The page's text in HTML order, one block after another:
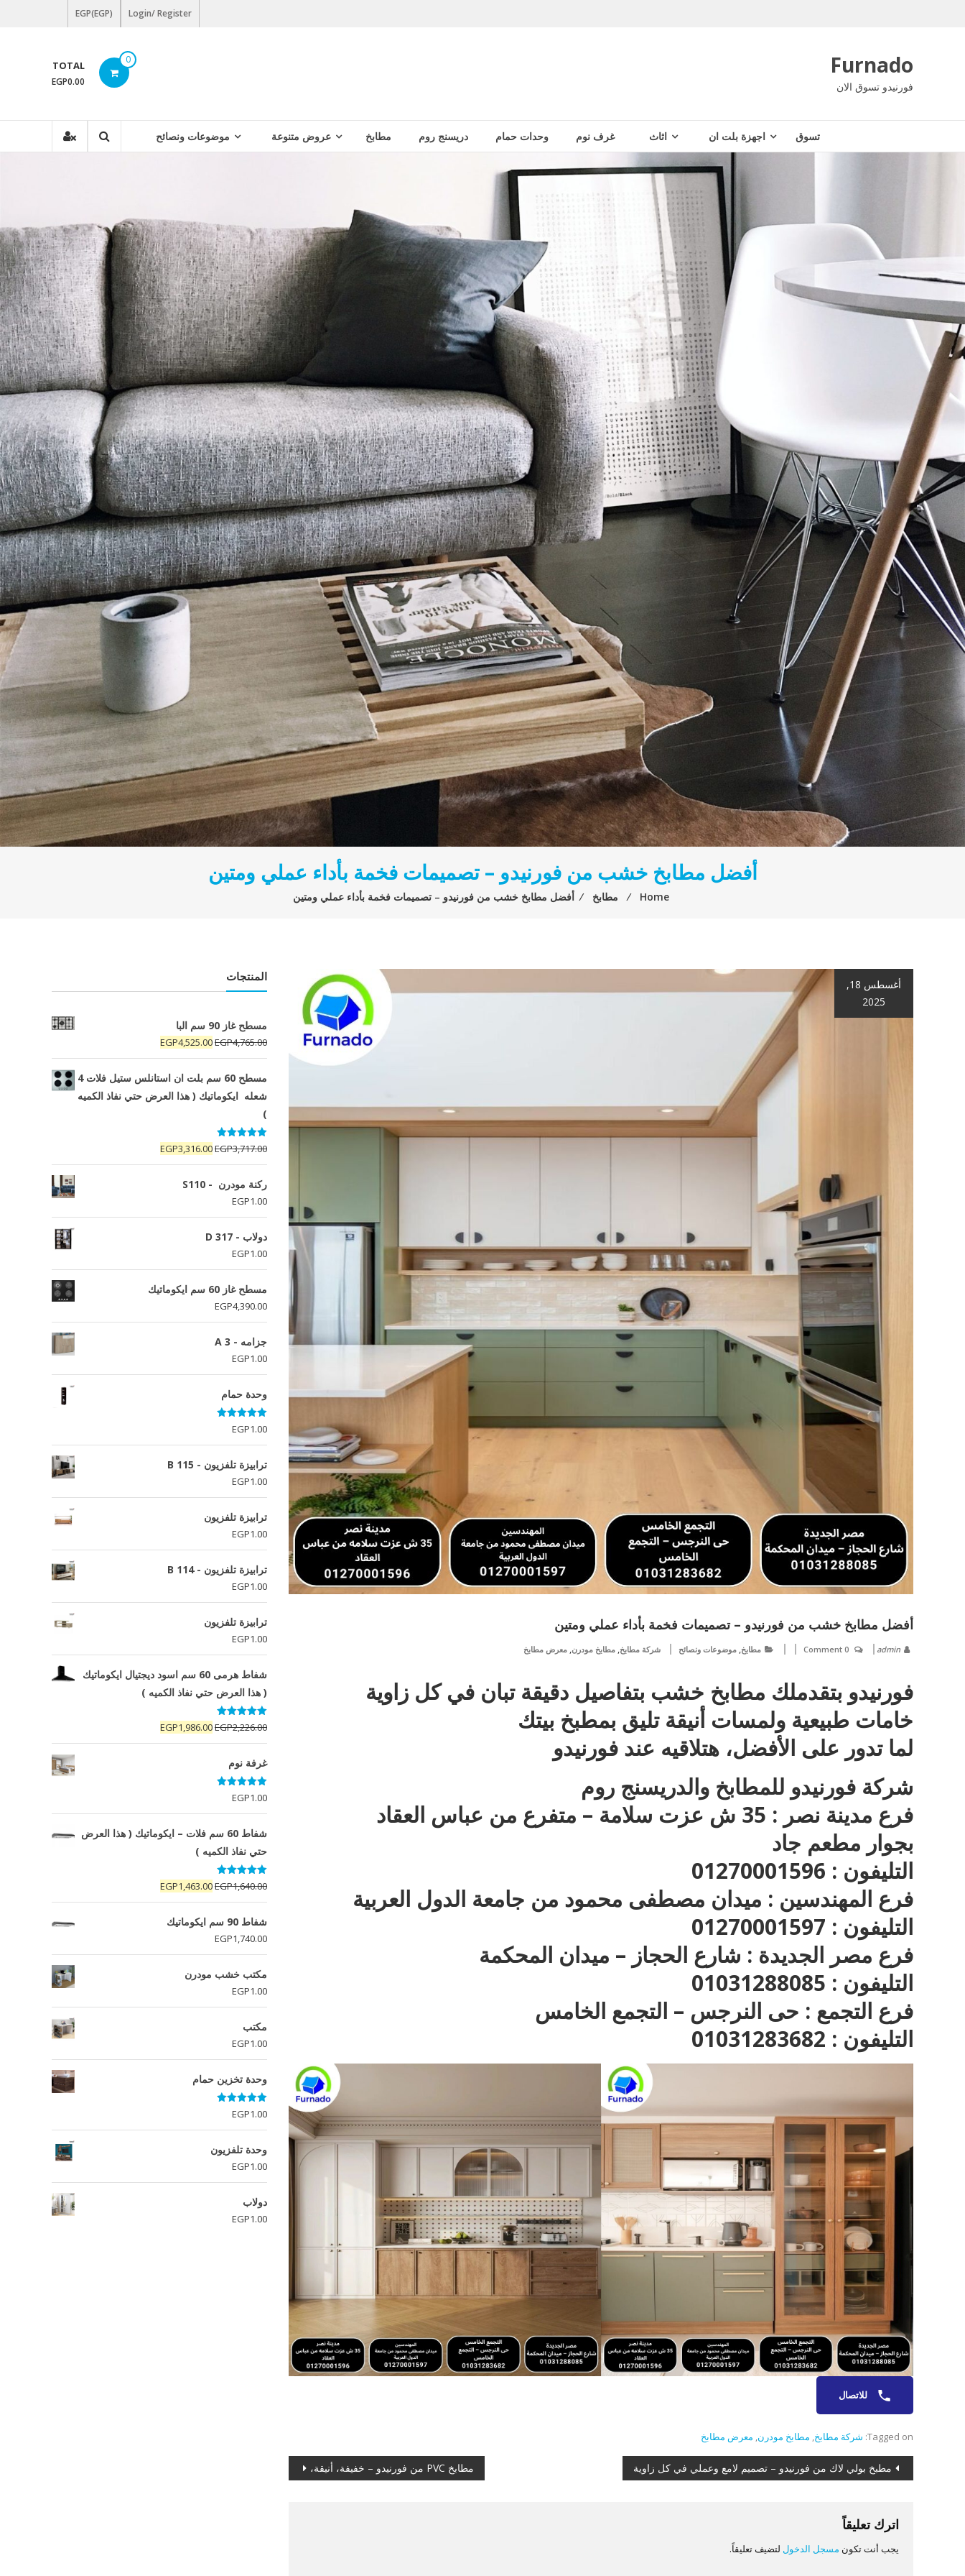
Login/ Register
EGP(EGP)
Furnado
فورنيدو تسوق الان
0
TOTAL
EGP0.00
تسوق اجهزة بلت ان اثاث غرف نوم وحدات حمام دريسنج روم مطابخ عروض متنوعة موضوعات ونصائح
أفضل مطابخ خشب من فورنيدو – تصميمات فخمة بأداء عملي ومتين
Home
⁄ مطابخ ⁄ أفضل مطابخ خشب من فورنيدو – تصميمات فخمة بأداء عملي ومتين
أغسطس 18,
2025
أفضل مطابخ خشب من فورنيدو – تصميمات فخمة بأداء عملي ومتين
admin
0 Comment مطابخ, موضوعات ونصائح شركة مطابخ, مطابخ مودرن, معرض مطابخ
فورنيدو بتقدملك مطابخ خشب بتفاصيل دقيقة تبان في كل زاوية
خامات طبيعية ولمسات أنيقة تليق بمطبخ بيتك
لما تدور على الأفضل، هتلاقيه عند فورنيدو
شركة فورنيدو للمطابخ والدريسنج روم
فرع مدينة نصر : 35 ش عزت سلامة – متفرع من عباس العقاد
بجوار مطعم جاد
التليفون : 01270001596
فرع المهندسين : ميدان مصطفى محمود من جامعة الدول العربية
التليفون : 01270001597
فرع مصر الجديدة : شارع الحجاز – ميدان المحكمة
التليفون : 01031288085
فرع التجمع : حى النرجس – التجمع الخامس
التليفون : 01031283682
للاتصال
Tagged on: شركة مطابخ, مطابخ مودرن, معرض مطابخ
تصفّح
مطبخ بولي لاك من فورنيدو – تصميم لامع وعملي في كل زاوية مطابخ PVC من فورنيدو – خفيفة، أنيقة،
اترك تعليقاً
يجب أنت تكون مسجل الدخول لتضيف تعليقاً.
المنتجات
مسطح غاز 90 سم البا
EGP4,765.00
السعر
الأصلي
EGP4,765.00.
EGP4,525.00
السعر
الحالي
هو:
EGP4,525.00.
مسطح 60 سم بلت ان استانلس ستيل فلات 4
شعله ايكوماتيك ( هذا العرض حتي نفاذ الكميه
)
تم التقييم
5.00 من 5EGP3,717.00
السعر
الأصلي
هو:
EGP3,316.00
السعر
الحالي
ركنة مودرن - S110
EGP1.00
دولاب - D 317
EGP1.00
مسطح غاز 60 سم ايكوماتيك
EGP4,390.00
جزامه - A 3
EGP1.00
وحدة حمام
تم التقييم
5.00
من 5
EGP1.00
ترابيزة تلفزيون - B 115
EGP1.00
ترابيزة تلفزيون
EGP1.00
ترابيزة تلفزيون - B 114
EGP1.00
ترابيزة تلفزيون
EGP1.00
شفاط هرمى 60 سم اسود ديجتيال ايكوماتيك
( هذا العرض حتي نفاذ الكميه )
تم التقييم
5.00من 5EGP2,226.00
السعر
الأصلي
EGP1,986.00
السعر
الحالي
غرفة نوم
تم التقييم
5.00
من 5
EGP1.00
شفاط 60 سم فلات – ايكوماتيك ( هذا العرض
حتي نفاذ الكميه )
تم التقييم
5.00 من 5EGP1,640.00
السعر
الأصلي
هو:
EGP1,463.00
السعر
الحالي
شفاط 90 سم ايكوماتيك
EGP1,740.00
مكتب خشب مودرن
EGP1.00
مكتب
EGP1.00
وحدة تخزين حمام
تم التقييم
5.00
من 5
EGP1.00
وحدة تلفزيون
EGP1.00
دولاب
EGP1.00